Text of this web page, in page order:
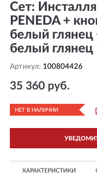
Сет:
PENEDA +
белый глянец
белый
Артикул: 100804426
35 360 руб.
НЕТ В НАЛИЧИИ
ХАРАКТЕРИСТИКИ